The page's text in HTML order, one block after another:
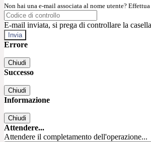
Non hai una e-mail associata al nome utente?
E-mail inviata, si prega di controllare la
Errore
Chiudi
Successo
Chiudi
Informazione
Chiudi
Attendere...
Attendere il completamento dell'operazione...